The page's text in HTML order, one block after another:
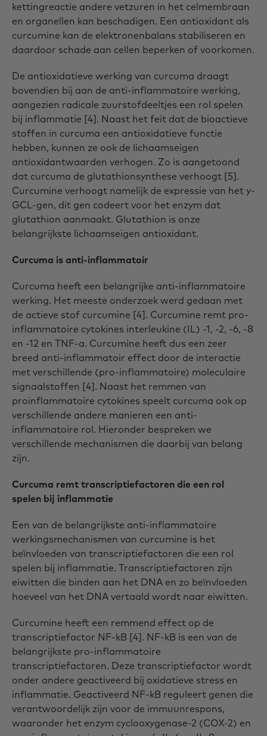
kettingreactie andere vetzuren in het celmembraan
en organellen kan beschadigen. Een antioxidant als
curcumine kan de elektronenbalans stabiliseren en
daardoor schade aan cellen beperken of voorkomen.
De antioxidatieve werking van curcuma draagt
bovendien bij aan de anti-inflammatoire werking,
aangezien radicale zuurstofdeeltjes een rol spelen
bij inflammatie [4]. Naast het feit dat de bioactieve
stoffen in curcuma een antioxidatieve functie
hebben, kunnen ze ook de lichaamseigen
antioxidantwaarden verhogen. Zo is aangetoond
dat curcuma de glutathionsynthese verhoogt [5].
Curcumine verhoogt namelijk de expressie van het y-
GCL-gen, dit gen codeert voor het enzym dat
glutathion aanmaakt. Glutathion is onze
belangrijkste lichaamseigen antioxidant.
Curcuma is anti-inflammatoir
Curcuma heeft een belangrijke anti-inflammatoire
werking. Het meeste onderzoek werd gedaan met
de actieve stof curcumine [4]. Curcumine remt pro-
inflammatoire cytokines interleukine (IL) -1, -2, -6, -8
en -12 en TNF-a. Curcumine heeft dus een zeer
breed anti-inflammatoir effect door de interactie
met verschillende (pro-inflammatoire) moleculaire
signaalstoffen [4]. Naast het remmen van
proinflammatoire cytokines speelt curcuma ook op
verschillende andere manieren een anti-
inflammatoire rol. Hieronder bespreken we
verschillende mechanismen die daarbij van belang
zijn.
Curcuma remt transcriptiefactoren die een rol
spelen bij inflammatie
Een van de belangrijkste anti-inflammatoire
werkingsmechanismen van curcumine is het
beïnvloeden van transcriptiefactoren die een rol
spelen bij inflammatie. Transcriptiefactoren zijn
eiwitten die binden aan het DNA en zo beïnvloeden
hoeveel van het DNA vertaald wordt naar eiwitten.
Curcumine heeft een remmend effect op de
transcriptiefactor NF-kB [4]. NF-kB is een van de
belangrijkste pro-inflammatoire
transcriptiefactoren. Deze transcriptiefactor wordt
onder andere geactiveerd bij oxidatieve stress en
inflammatie. Geactiveerd NF-kB reguleert genen die
verantwoordelijk zijn voor de immuunrespons,
waaronder het enzym cyclooxygenase-2 (COX-2) en